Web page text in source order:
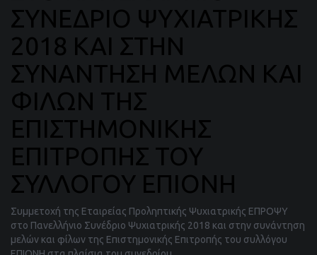
ΣΥΝΕΔΡΙΟ ΨΥΧΙΑΤΡΙΚΗΣ
2018 ΚΑΙ ΣΤΗΝ
ΣΥΝΑΝΤΗΣΗ ΜΕΛΩΝ ΚΑΙ
ΦΙΛΩΝ ΤΗΣ
ΕΠΙΣΤΗΜΟΝΙΚΗΣ
ΕΠΙΤΡΟΠΗΣ ΤΟΥ
ΣΥΛΛΟΓΟΥ ΕΠΙΟΝΗ
Συμμετοχή της Εταιρείας Προληπτικής Ψυχιατρικής ΕΠΡΟΨΥ
στο Πανελλήνιο Συνέδριο Ψυχιατρικής 2018 και στην συνάντηση
μελών και φίλων της Επιστημονικής Επιτροπής του συλλόγου